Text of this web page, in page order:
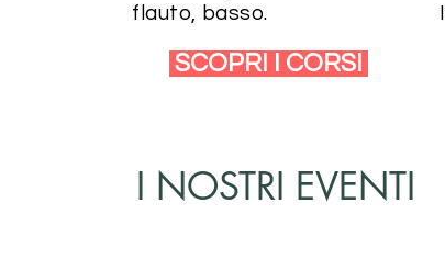
flauto, basso.
SCOPRI I CORSI
I NOSTRI EVENTI